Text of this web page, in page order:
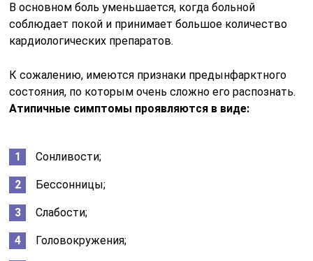
В основном боль уменьшается, когда больной
соблюдает покой и принимает большое количество
кардиологических препаратов.
К сожалению, имеются признаки предынфарктного
состояния, по которым очень сложно его распознать.
Атипичные симптомы проявляются в виде:
Сонливости;
Бессонницы;
Слабости;
Головокружения;